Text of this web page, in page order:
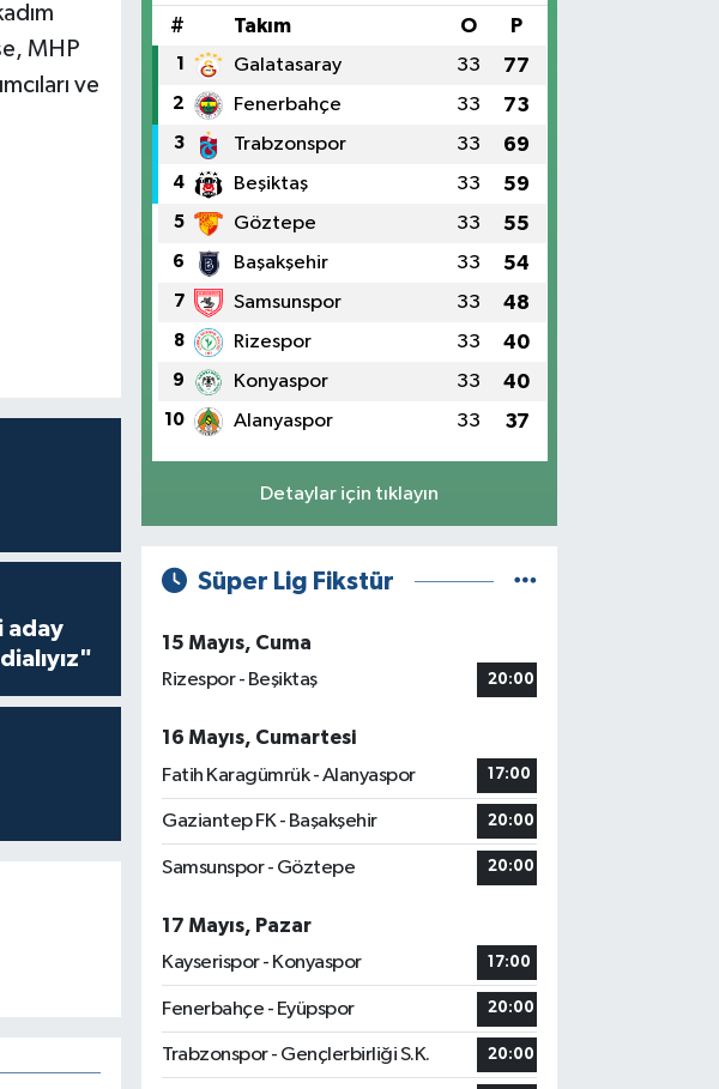
MHP
ve
aday
# Takım O P
1 Galatasaray 33 77
2 Fenerbahçe 33 73
3 Trabzonspor 33 69
4 Beşiktaş 33 59
5 Göztepe 33 55
6 Başakşehir 33 54
7 Samsunspor 33 48
8 Rizespor 33 40
9 Konyaspor 33 40
10 Alanyaspor 33 37
Detaylar için tıklayın
Süper Lig Fikstür
15 Mayıs, Cuma
Rizespor - Beşiktaş
20:00
16 Mayıs, Cumartesi
Fatih Karagümrük - Alanyaspor
17:00
Gaziantep FK - Başakşehir 20:00
Samsunspor - Göztepe 20:00
17 Mayıs, Pazar
Kayserispor - Konyaspor
17:00
Fenerbahçe - Eyüpspor 20:00
Trabzonspor - Gençlerbirliği S.K. 20:00